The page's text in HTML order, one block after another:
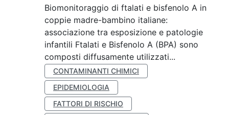
Biomonitoraggio di ftalati e bisfenolo A in
coppie madre-bambino italiane:
associazione tra esposizione e patologie
infantili Ftalati e Bisfenolo A (BPA) sono
composti diffusamente utilizzati...
CONTAMINANTI CHIMICI
EPIDEMIOLOGIA
FATTORI DI RISCHIO